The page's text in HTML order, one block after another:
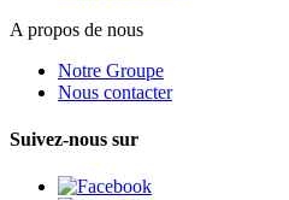
A propos de nous
Notre Groupe
Nous contacter
Suivez-nous sur